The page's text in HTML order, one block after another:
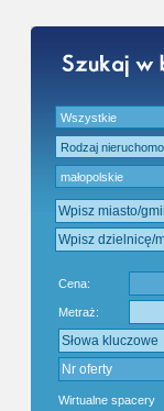
Cena:
Metraż:
Wirtualne spacery